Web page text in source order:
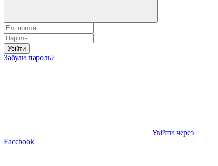
Увійти
Забули пароль?
Увійти через
Facebook